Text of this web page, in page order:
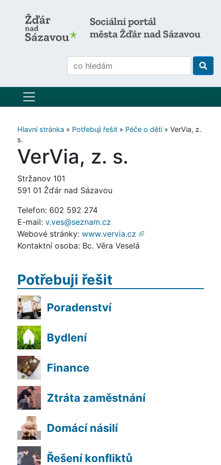
Hlavní stránka » Potřebuji řešit » Péče o děti » VerVia, z.
s.
VerVia, z. s.
Stržanov 101
591 01 Žďár nad Sázavou
Telefon: 602 592 274
E-mail: v.ves@seznam.cz
Webové stránky: www.vervia.cz
Kontaktní osoba: Bc. Věra Veselá
Potřebuji řešit
Poradenství
Bydlení
Finance
Ztráta zaměstnání
Domácí násilí
Řešení konfliktů